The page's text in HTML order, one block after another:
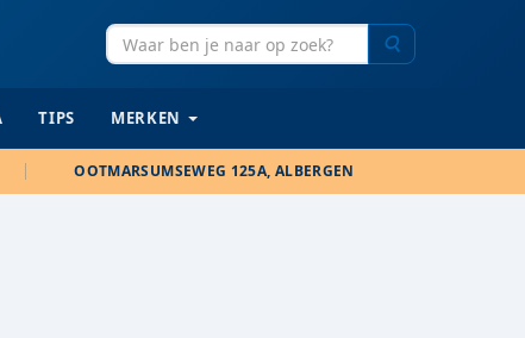
TIPS MERKEN
OOTMARSUMSEWEG 125A, ALBERGEN